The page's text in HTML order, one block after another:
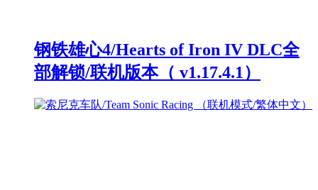
钢铁雄心4/Hearts of Iron IV DLC全
部解锁/联机版本（ v1.17.4.1）